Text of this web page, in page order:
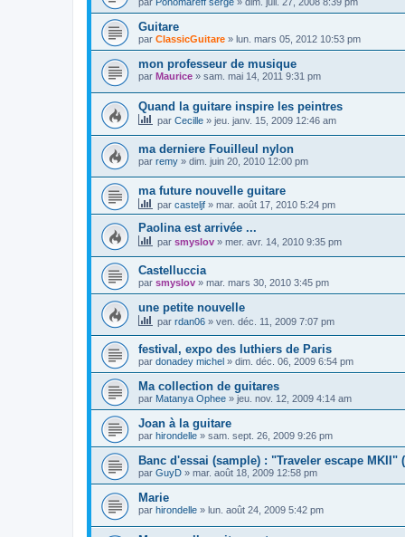
Guitare
par ClassicGuitare » lun. mars 05, 2012 10:53 pm
mon professeur de musique
par Maurice » sam. mai 14, 2011 9:31 pm
Quand la guitare inspire les peintres
par Cecille » jeu. janv. 15, 2009 12:46 am
ma derniere Fouilleul nylon
par remy » dim. juin 20, 2010 12:00 pm
ma future nouvelle guitare
par casteljf » mar. août 17, 2010 5:24 pm
Paolina est arrivée ...
par smyslov » mer. avr. 14, 2010 9:35 pm
Castelluccia
par smyslov » mar. mars 30, 2010 3:45 pm
une petite nouvelle
par rdan06 » ven. déc. 11, 2009 7:07 pm
festival, expo des luthiers de Paris
par donadey michel » dim. déc. 06, 2009 6:54 pm
Ma collection de guitares
par Matanya Ophee » jeu. nov. 12, 2009 4:14 am
Joan à la guitare
par hirondelle » sam. sept. 26, 2009 9:26 pm
Banc d'essai (sample) : "Traveler escape MKII"
par GuyD » mar. août 18, 2009 12:58 pm
Marie
par hirondelle » lun. août 24, 2009 5:42 pm